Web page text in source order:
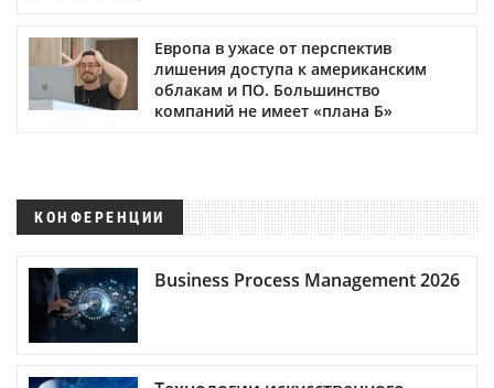
Европа в ужасе от перспектив
лишения доступа к американским
облакам и ПО. Большинство
компаний не имеет «плана Б»
КОНФЕРЕНЦИИ
Business Process Management 2026